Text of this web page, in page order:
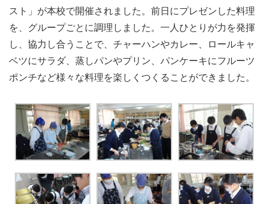
スト」が本校で開催されました。前日にプレゼンした料理
を、グループごとに調理しました。一人ひとりが力を発揮
し、協力し合うことで、チャーハンやカレー、ロールキャ
ベツにサラダ、蒸しパンやプリン、パンケーキにフルーツ
ポンチなど様々な料理を楽しくつくることができました。